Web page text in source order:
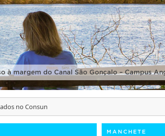
à margem do Canal São Gonçalo – Campus
no Consun
MANCHETE